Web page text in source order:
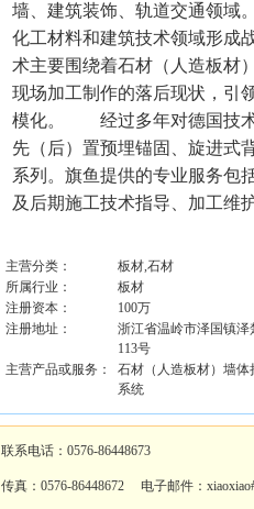
墙、建筑装饰、轨道交通领域
化工材料和建筑技术领域形
术主要围绕着石材（人造板材
现场加工制作的落后现状，引
模化。 经过多年对德国技术
先（后）置预埋锚固、旋进式
系列。旗鱼提供的专业服务包
及后期施工技术指导、加工
主营分类：
板材,石材
所属行业：
板材
注册资本：
100万
注册地址：
浙江省温岭市泽国镇泽
113号
主营产品或服务：
石材（人造板材）墙体
系统
联系电话：0576-86448673
传真：0576-86448672 电子邮件：